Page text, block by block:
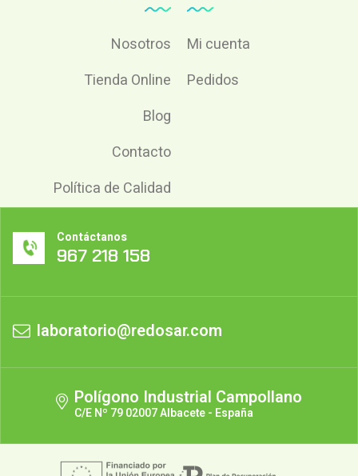
Nosotros
Tienda Online
Blog
Contacto
Política de Calidad
Mi cuenta
Pedidos
Contáctanos
967 218 158
laboratorio@redosar.com
Polígono Industrial Campollano
C/E Nº 79 02007 Albacete - España